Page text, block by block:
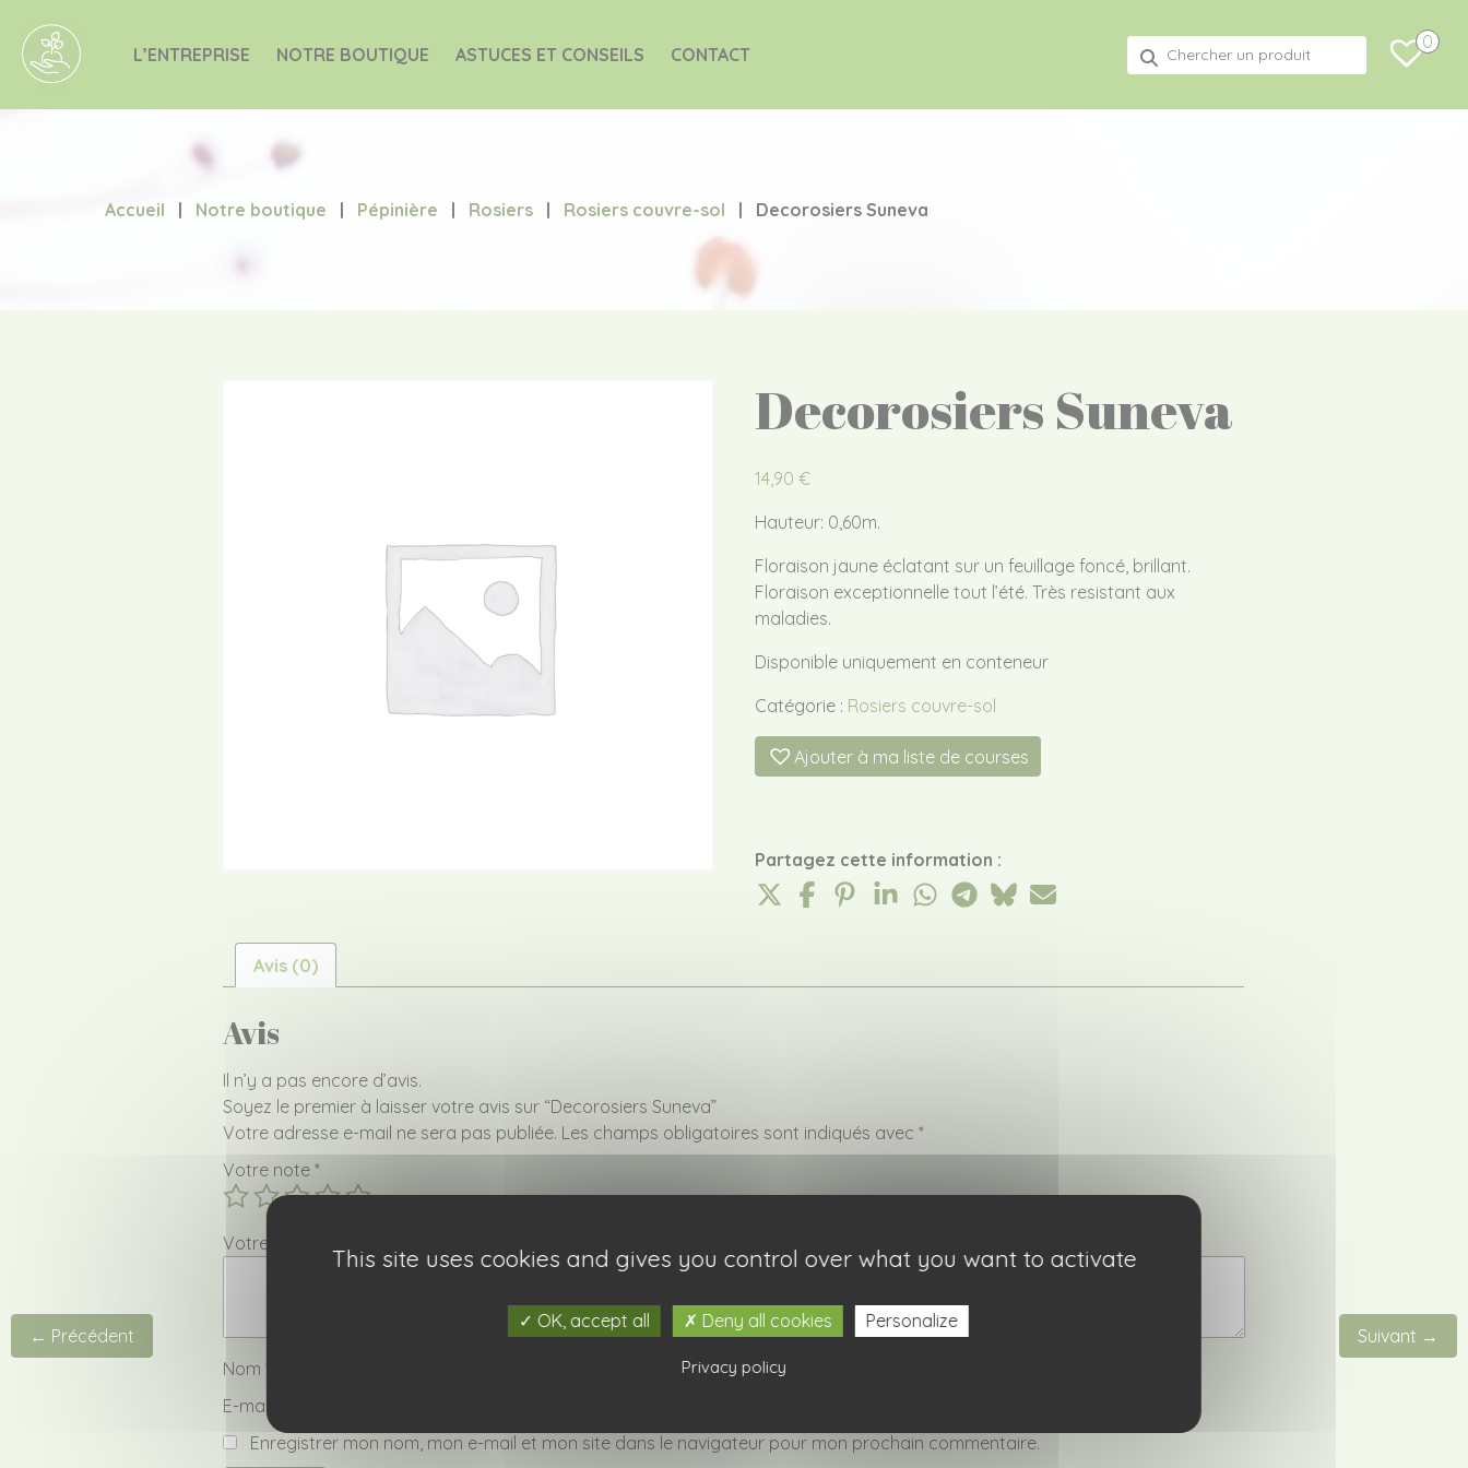
L’ENTREPRISE NOTRE BOUTIQUE ASTUCES ET CONSEILS CONTACT
Recherche
pour :
0
Accueil | Notre boutique | Pépinière | Rosiers | Rosiers couvre-sol | Decorosiers Suneva
← Précédent Suivant →
Decorosiers Suneva
14,90 €
Hauteur: 0,60m.
Floraison jaune éclatant sur un feuillage foncé, brillant.
Floraison exceptionnelle tout l’été. Très resistant aux
maladies.
Disponible uniquement en conteneur
Catégorie : Rosiers couvre-sol
Ajouter à ma liste de courses
Partagez cette information :
Avis (0)
Avis
Il n’y a pas encore d’avis.
Soyez le premier à laisser votre avis sur “Decorosiers Suneva”
Votre adresse e-mail ne sera pas publiée. Les champs obligatoires sont indiqués avec *
Votre note *
Votre avis
Nom *
E-mail
Enregistrer mon nom, mon e-mail et mon site dans le navigateur pour mon prochain commentaire.
This site uses cookies and gives you control over what you want to activate
OK, accept all Deny all cookies Personalize
Privacy policy